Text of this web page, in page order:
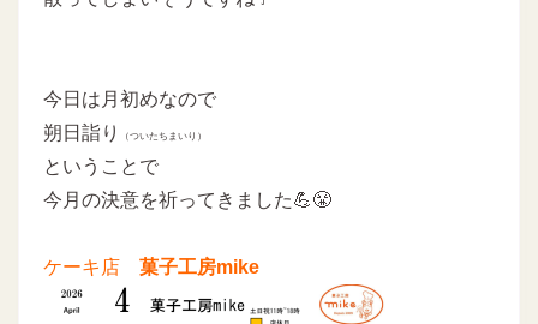
今日は月初めなので
朔日詣り
（ついたちまいり）
ということで
今月の決意を祈ってきました💪😤
ケーキ店 菓子工房mike